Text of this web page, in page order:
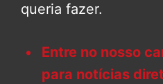
queria fazer.
Entre no nosso
para notícias